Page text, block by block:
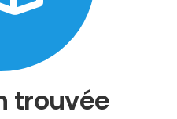
trouvée